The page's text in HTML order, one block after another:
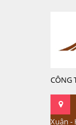
CÔNG
Xuân -